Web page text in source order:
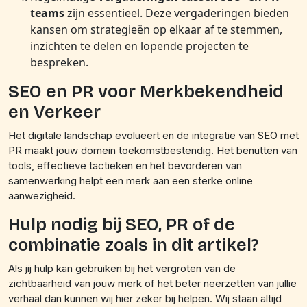
teamszijn essentieel. Deze vergaderingen bieden
kansen om strategieën op elkaar af te stemmen,
inzichten te delen en lopende projecten te
bespreken.
SEO en PR voor Merkbekendheid
en Verkeer
Het digitale landschap evolueert en de integratie van SEO met
PR maakt jouw domein toekomstbestendig. Het benutten van
tools, effectieve tactieken en het bevorderen van
samenwerking helpt een merk aan een sterke online
aanwezigheid.
Hulp nodig bij SEO, PR of de
combinatie zoals in dit artikel?
Als jij hulp kan gebruiken bij het vergroten van de
zichtbaarheid van jouw merk of het beter neerzetten van jullie
verhaal dan kunnen wij hier zeker bij helpen. Wij staan altijd